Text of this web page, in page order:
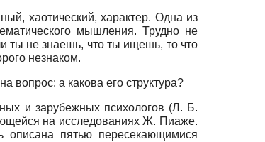
хаотический, характер. Одна из
мышления. Трудно не
ты не знаешь, что ты ищешь, то что
незнаком.
вопрос: а какова его структура?
и зарубежных психологов (Л. Б.
на исследованиях Ж. Пиаже.
описана пятью пересекающимися